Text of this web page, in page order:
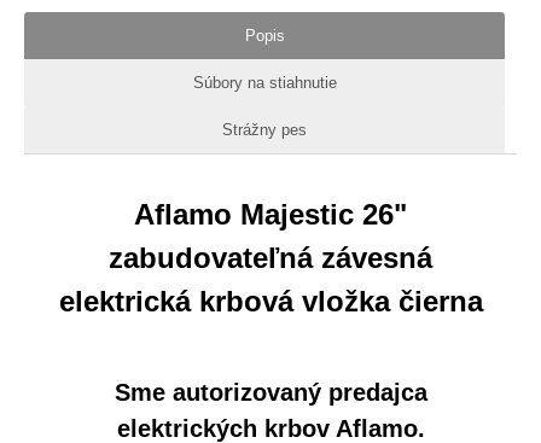
Popis
Súbory na stiahnutie
Strážny pes
Aflamo Majestic 26"
zabudovateľná závesná
elektrická krbová vložka čierna
Sme autorizovaný predajca
elektrických krbov Aflamo.